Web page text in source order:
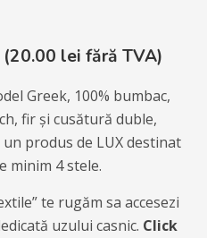
20.00 lei fără TVA)
Greek, 100% bumbac,
fir și cusătură duble,
produs de LUX destinat
minim 4 stele.
te rugăm sa accesezi
uzului casnic. Click